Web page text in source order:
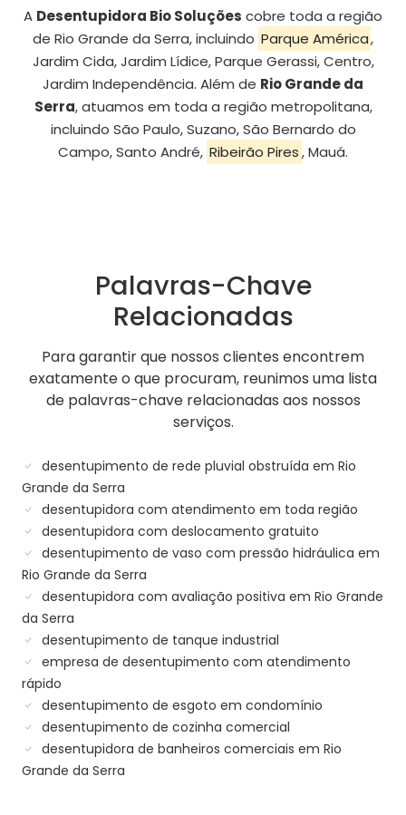
A Desentupidora Bio Soluções cobre toda a região
de Rio Grande da Serra, incluindo Parque América,
Jardim Cida, Jardim Lídice, Parque Gerassi, Centro,
Jardim Independência. Além de Rio Grande da
Serra, atuamos em toda a região metropolitana,
incluindo São Paulo, Suzano, São Bernardo do
Campo, Santo André, Ribeirão Pires, Mauá.
Palavras-Chave
Relacionadas
Para garantir que nossos clientes encontrem
exatamente o que procuram, reunimos uma lista
de palavras-chave relacionadas aos nossos
serviços.
desentupimento de rede pluvial obstruída em Rio
Grande da Serra
desentupidora com atendimento em toda região
desentupidora com deslocamento gratuito
desentupimento de vaso com pressão hidráulica em
Rio Grande da Serra
desentupidora com avaliação positiva em Rio Grande
da Serra
desentupimento de tanque industrial
empresa de desentupimento com atendimento
rápido
desentupimento de esgoto em condomínio
desentupimento de cozinha comercial
desentupidora de banheiros comerciais em Rio
Grande da Serra